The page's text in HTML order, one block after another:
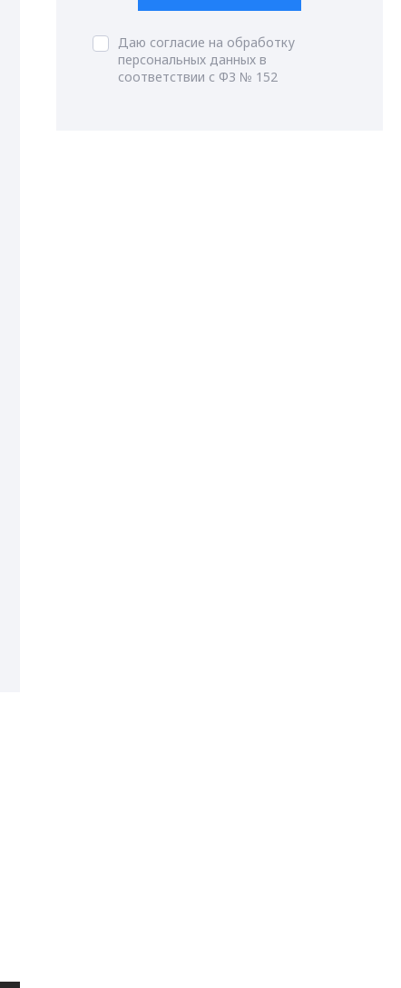
Даю согласие на обработку
персональных данных в
соответствии с ФЗ № 152